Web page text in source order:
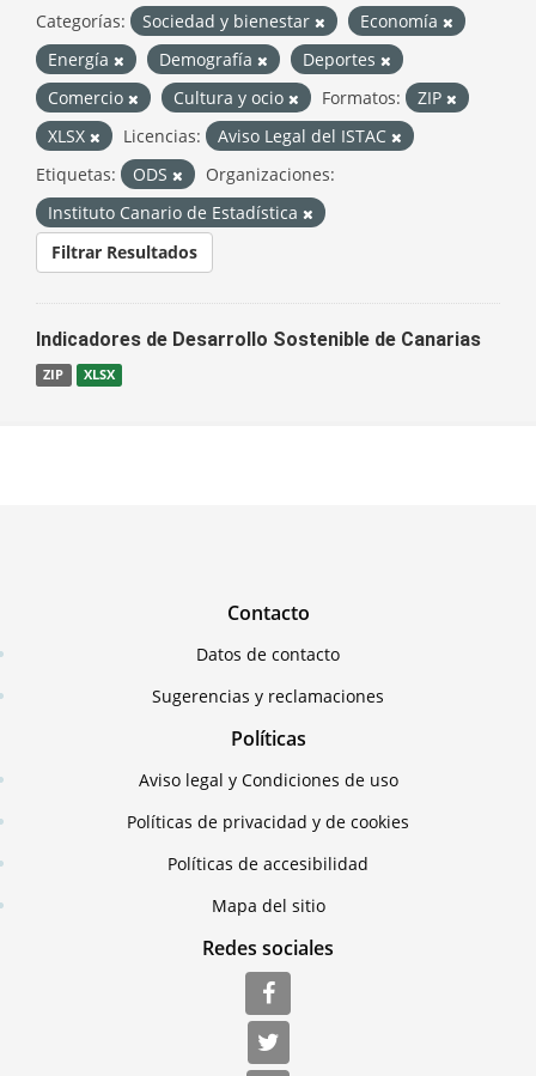
Categorías: Sociedad y bienestar
Economía
Energía
Demografía
Deportes
Comercio
Cultura y ocio Formatos:
ZIP
XLSX
Licencias:
Aviso Legal del ISTAC
Etiquetas:
ODS
Organizaciones:
Instituto Canario de Estadística
Filtrar Resultados
Indicadores de Desarrollo Sostenible de Canarias
ZIP XLSX
Contacto
Datos de contacto
Sugerencias y reclamaciones
Políticas
Aviso legal y Condiciones de uso
Políticas de privacidad y de cookies
Políticas de accesibilidad
Mapa del sitio
Redes sociales